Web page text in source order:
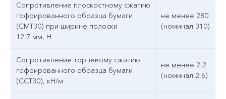
Сопротивление плоскостному сжатию
гофрированного образца бумаги
(СМТ30) при ширине полоски
12,7 мм, Н
не менее 280
(номинал 310)
Сопротивление торцевому сжатию
гофрированного образца бумаги
(ССТ30), кН/м
не менее 2,2
(номинал 2,6)